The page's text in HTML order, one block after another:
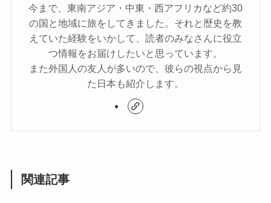
今まで、東南アジア・中東・西アフリカなど約30
の国と地域に旅をしてきました。それと歴史を教
えていた経験をいかして、読者のみなさんに役立
つ情報をお届けしたいと思っています。
また外国人の友人が多いので、彼らの視点から見
た日本も紹介します。
関連記事